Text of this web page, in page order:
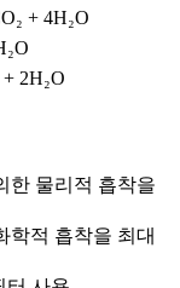
+ 4H₂O
+ 2H₂O
한 물리적 흡착을
학적 흡착을 최대